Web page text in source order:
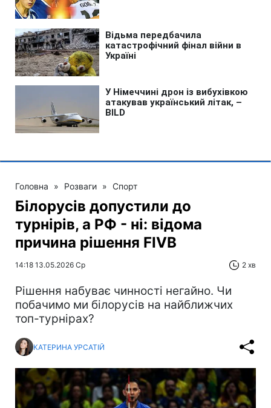
Головна » Розваги » Спорт
Білорусів допустили до
турнірів, а РФ - ні: відома
причина рішення FIVB
14:18 13.05.2026 Ср 2 хв
Рішення набуває чинності негайно. Чи
побачимо ми білорусів на найближчих
топ-турнірах?
КАТЕРИНА УРСАТІЙ